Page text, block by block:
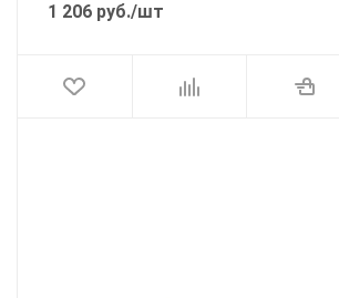
1 206 руб./шт